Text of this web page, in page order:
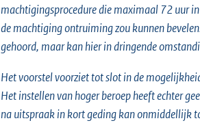
machtigingsprocedure die maximaal 72 uur
de machtiging ontruiming zou kunnen
gehoord, maar kan hier in dringende
Het voorstel voorziet tot slot in de
Het instellen van hoger beroep heeft echter
na uitspraak in kort geding kan onmiddellijk